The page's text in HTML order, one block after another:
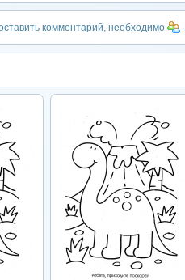
комментарий, необходимо